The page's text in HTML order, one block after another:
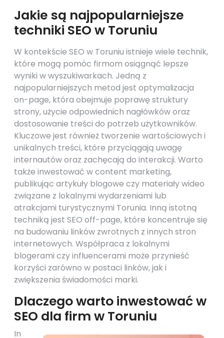
Jakie są najpopularniejsze
techniki SEO w Toruniu
W kontekście SEO w Toruniu istnieje wiele technik,
które mogą pomóc firmom osiągnąć lepsze
wyniki w wyszukiwarkach. Jedną z
najpopularniejszych metod jest optymalizacja
on-page, która obejmuje poprawę struktury
strony, użycie odpowiednich nagłówków oraz
dostosowanie treści do potrzeb użytkowników.
Kluczowe jest również tworzenie wartościowych i
unikalnych treści, które przyciągają uwagę
internautów oraz zachęcają do interakcji. Warto
także inwestować w content marketing,
publikując artykuły blogowe czy materiały wideo
związane z lokalnymi wydarzeniami lub
atrakcjami turystycznymi Torunia. Inną istotną
techniką jest SEO off-page, które koncentruje się
na budowaniu linków zwrotnych z innych stron
internetowych. Współpraca z lokalnymi
blogerami czy influencerami może przynieść
korzyści zarówno w postaci linków, jak i
zwiększenia świadomości marki.
Dlaczego warto inwestować w
SEO dla firm w Toruniu
In